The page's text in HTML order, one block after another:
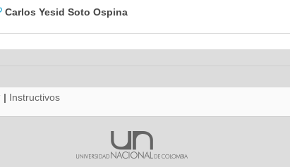
Carlos Yesid Soto Ospina
| Instructivos